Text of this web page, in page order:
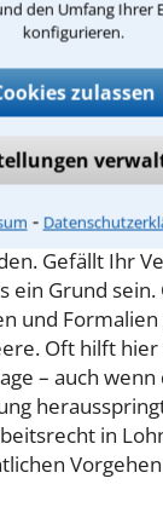
den Umfang Ihrer
konfigurieren.
zulassen
⁃
tun können,
Was
Betriebe
Gefällt Ihr
ein Grund
und
Oft hilft hier
– auch
in